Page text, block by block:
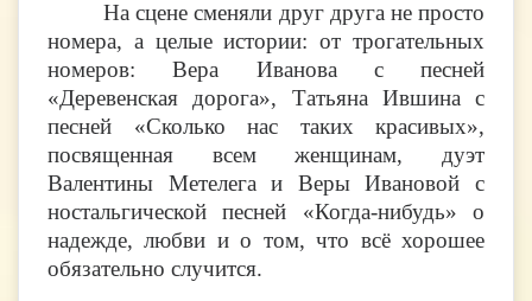
На сцене сменяли друг друга не просто
номера, а целые истории: от трогательных
номеров: Вера Иванова с песней
«Деревенская дорога», Татьяна Ившина с
песней «Сколько нас таких красивых»,
посвященная всем женщинам, дуэт
Валентины Метелега и Веры Ивановой с
ностальгической песней «Когда-нибудь» о
надежде, любви и о том, что всё хорошее
обязательно случится.